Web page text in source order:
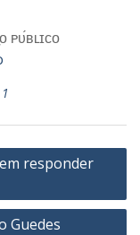
ᴘᴜ́ʙʟɪᴄᴏ
responder
Guedes